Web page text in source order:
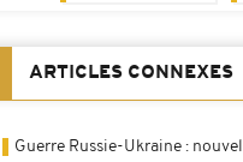
ARTICLES CONNEXES
Guerre Russie-Ukraine :